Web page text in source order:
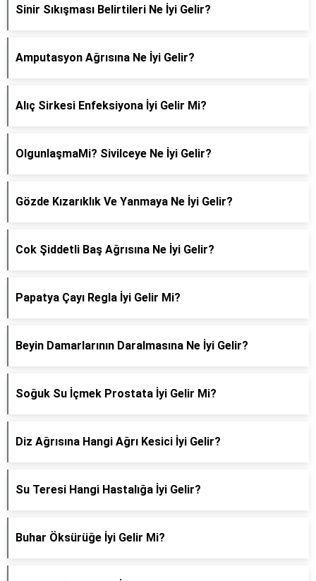
Sinir Sıkışması Belirtileri Ne İyi Gelir?
Amputasyon Ağrısına Ne İyi Gelir?
Alıç Sirkesi Enfeksiyona İyi Gelir Mi?
OlgunlaşmaMi? Sivilceye Ne İyi Gelir?
Gözde Kızarıklık Ve Yanmaya Ne İyi Gelir?
Cok Şiddetli Baş Ağrısına Ne İyi Gelir?
Papatya Çayı Regla İyi Gelir Mi?
Beyin Damarlarının Daralmasına Ne İyi Gelir?
Soğuk Su İçmek Prostata İyi Gelir Mi?
Diz Ağrısına Hangi Ağrı Kesici İyi Gelir?
Su Teresi Hangi Hastalığa İyi Gelir?
Buhar Öksürüğe İyi Gelir Mi?